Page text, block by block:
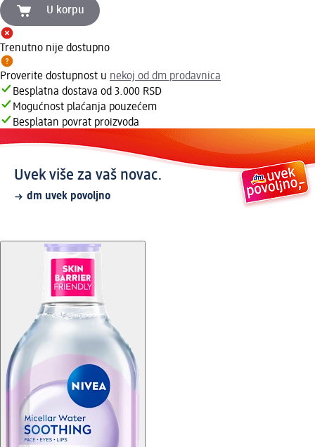
U korpu
Trenutno nije dostupno
Proverite dostupnost u nekoj od dm prodavnica
Besplatna dostava od 3.000 RSD
Mogućnost plaćanja pouzećem
Besplatan povrat proizvoda
Uvek više za vaš novac.
dm uvek povoljno